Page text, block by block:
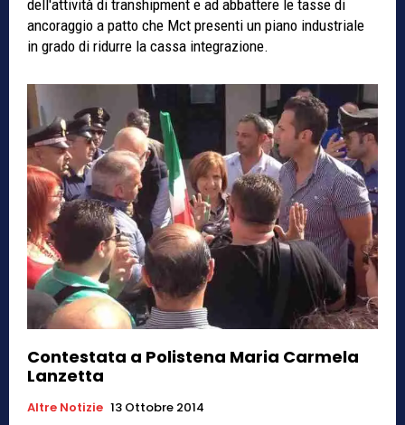
dell'attività di transhipment e ad abbattere le tasse di
ancoraggio a patto che Mct presenti un piano industriale
in grado di ridurre la cassa integrazione.
Contestata a Polistena Maria Carmela
Lanzetta
Altre Notizie 13 Ottobre 2014